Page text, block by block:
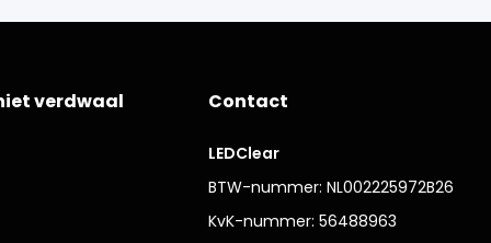
verdwaal Contact
LEDClear
BTW-nummer: NL002225972B26
KvK-nummer: 56488963